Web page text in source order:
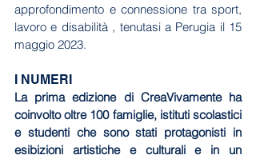
approfondimento e connessione tra sport,
lavoro e disabilità , tenutasi a Perugia il 15
maggio 2023.
I NUMERI
La prima edizione di CreaVivamente ha
coinvolto oltre 100 famiglie, istituti scolastici
e studenti che sono stati protagonisti in
esibizioni artistiche e culturali e in un